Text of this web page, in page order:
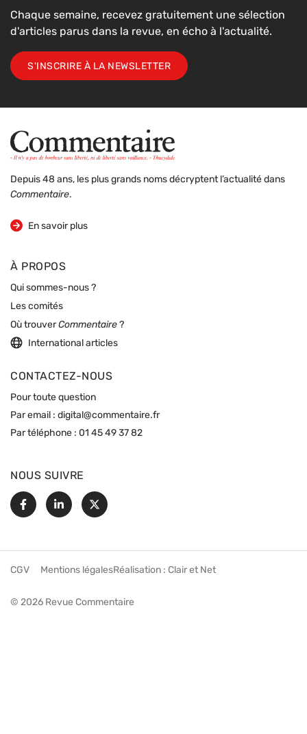
Chaque semaine, recevez gratuitement une sélection
d'articles parus dans la revue, en écho à l'actualité.
S'INSCRIRE À LA NEWSLETTER
Depuis 48 ans, les plus grands noms décryptent l’actualité dans
Commentaire.
En savoir plus
sur la revue
À PROPOS
Qui sommes-nous ?
Les comités
Où trouverCommentaire ?
International articles
CONTACTEZ-NOUS
Pour toute question
Par email : digital@commentaire.fr
Par téléphone : 01 45 49 37 82
NOUS SUIVRE
FacebookLinkedin
X
© 2026 Revue Commentaire
CGV Mentions légalesRéalisation : Clair et Net